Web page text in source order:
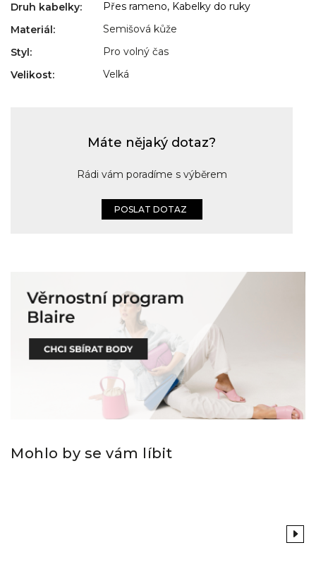
Druh kabelky:
Přes rameno, Kabelky do ruky
Materiál:
Semišová kůže
Styl:
Pro volný čas
Velikost: Velká
Máte nějaký dotaz?
Rádi vám poradíme s výběrem
POSLAT DOTAZ
Mohlo by se vám líbit
Previous
Next